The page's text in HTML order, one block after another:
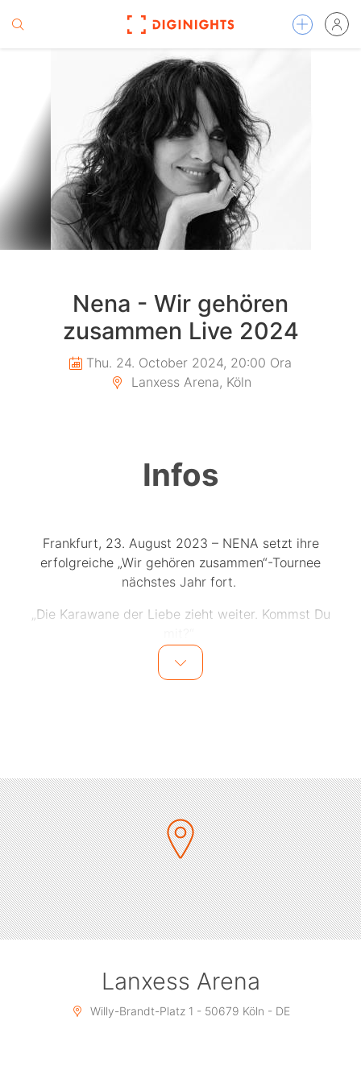
Nena - Wir gehören
zusammen Live 2024
Thu. 24. October 2024, 20:00 Ora
Lanxess Arena, Köln
Infos
Frankfurt, 23. August 2023 – NENA setzt ihre
erfolgreiche „Wir gehören zusammen“-Tournee
nächstes Jahr fort.
„Die Karawane der Liebe zieht weiter. Kommst Du
Diesen Sommer feierten über 80.000 begeisterte
Menschen gemeinsam mit NENA ihre Musik aus über
ging durch Deutschland, Österreich, Dänemark, Belgien,
die Schweiz und die Niederlande. 28 Live-Shows, viele
davon SOLD OUT.
Ein einzigartiges Rock n` Roll-Erlebnis mit viel Gefühl
und Herz.
Nena: „Es ist eine Liebeswelle, die sich aufbaut und
immer größer wird. Das spüre ich bei jedem einzelnen
Konzert und mit einer neuen kraftvollen Intensität. Und
hinter und auf der Bühne. Menschen, die es lieben, eine
schöne Zeit miteinander zu verbringen. Die wissen,
dass Musik Brücken baut. Wir singen, tanzen, lachen
Lanxess Arena
Willy-Brandt-Platz 1 - 50679 Köln - DE